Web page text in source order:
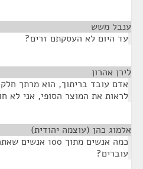
ענבל משש
עד היום לא העסקתם זרים?
לירן אהרון
אדם עובד בריתוך, הוא מרתך
לראות את המוצר הסופי, אני לא
אלמוג כהן (עוצמה יהודית)
כמה אנשים מתוך
עוברים?